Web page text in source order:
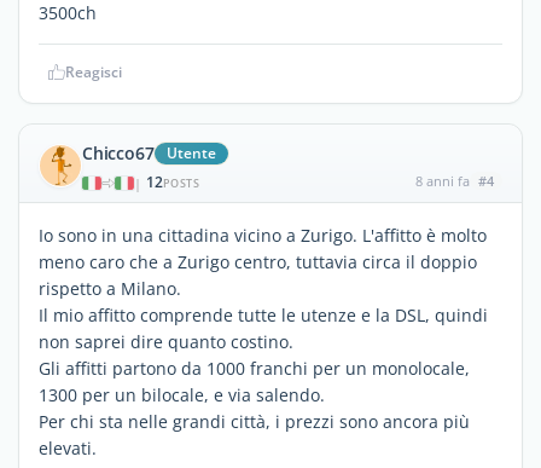
3500ch
Reagisci
Chicco67 Utente
| 12POSTS 8 anni fa #4
Io sono in una cittadina vicino a Zurigo. L'affitto è molto
meno caro che a Zurigo centro, tuttavia circa il doppio
rispetto a Milano.
Il mio affitto comprende tutte le utenze e la DSL, quindi
non saprei dire quanto costino.
Gli affitti partono da 1000 franchi per un monolocale,
1300 per un bilocale, e via salendo.
Per chi sta nelle grandi città, i prezzi sono ancora più
elevati.